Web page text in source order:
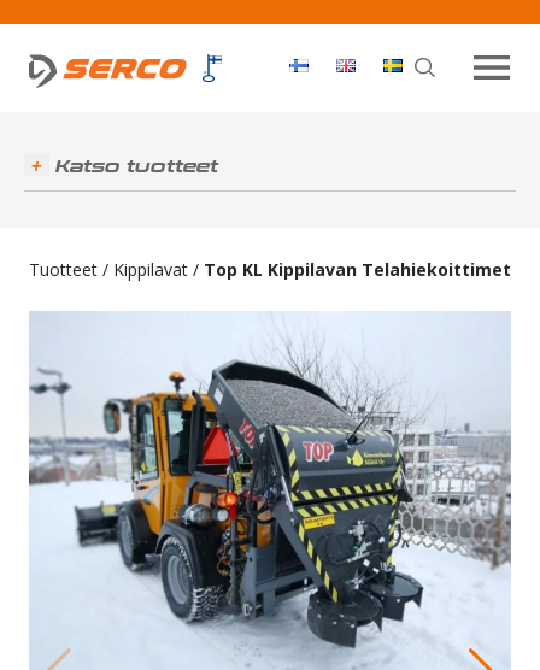
Haku
Katso tuotteet
Tuotteet / Kippilavat / Top KL Kippilavan Telahiekoittimet